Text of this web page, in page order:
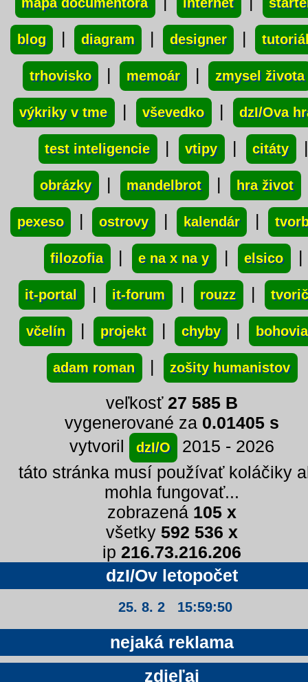
blog | diagram | designer |
trhovisko | memoár | zmysel života
výkriky v tme | vševedko | dzI/Ova
test inteligencie | vtipy | citáty
obrázky | mandelbrot | hra život
pexeso | ostrovy | kalendár |
filozofia | e na x na y | elsico |
it-portal | it-forum | rouzz |
včelín | projekt | chyby | bohovia
adam roman | zošity humanistov
veľkosť 27 585 B
vygenerované za 0.01405 s
vytvoril
dzI/O
2015 - 2026
táto stránka musí používať koláčiky
mohla fungovať...
zobrazená 105 x
všetky 592 536 x
ip 216.73.216.206
dzI/Ov letopočet
25. 8. 2 15:59:50
nejaká reklama
zdieľaj